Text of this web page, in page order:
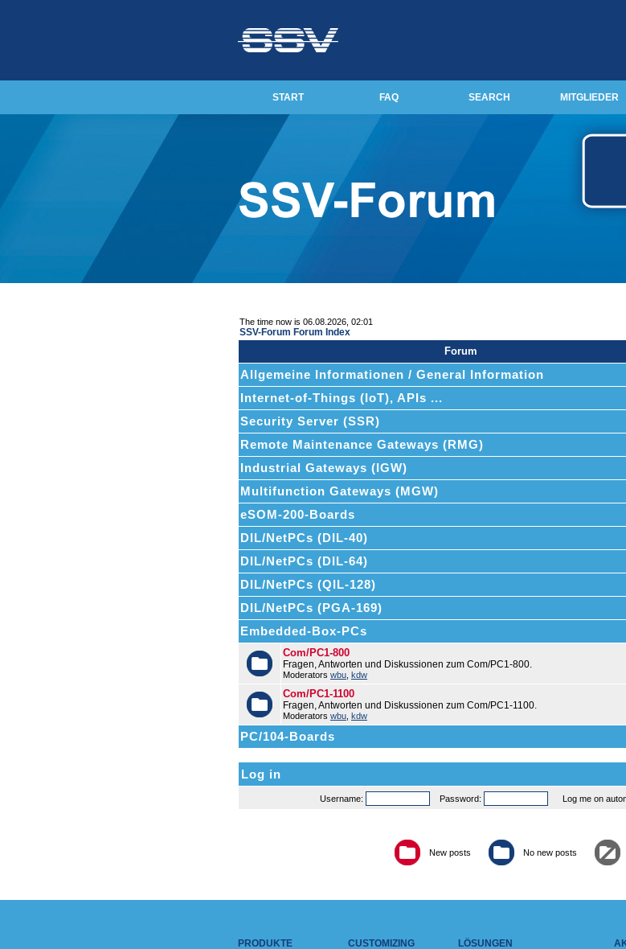
START FAQ SEARCH MITGLIEDER
The time now is 06.08.2026, 02:01
SSV-Forum Forum Index
Forum
Allgemeine Informationen / General Information
Internet-of-Things (IoT), APIs ...
Security Server (SSR)
Remote Maintenance Gateways (RMG)
Industrial Gateways (IGW)
Multifunction Gateways (MGW)
eSOM-200-Boards
DIL/NetPCs (DIL-40)
DIL/NetPCs (DIL-64)
DIL/NetPCs (QIL-128)
DIL/NetPCs (PGA-169)
Embedded-Box-PCs
Com/PC1-800
Fragen, Antworten und Diskussionen zum Com/PC1-800.
Moderators wbu kdw
Com/PC1-1100
Fragen, Antworten und Diskussionen zum Com/PC1-1100.
Moderators wbu kdw
PC/104-Boards
Log in
Username: Password: Log me on
New posts No new posts
PRODUKTE
CUSTOMIZING
LÖSUNGEN